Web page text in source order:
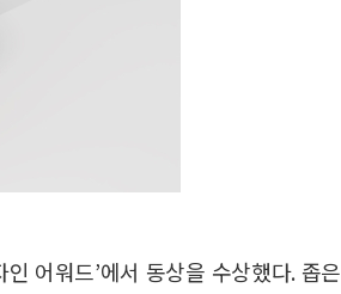
어워드’에서 동상을 수상했다. 좁은